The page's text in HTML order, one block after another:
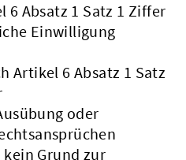
6 Absatz 1 Satz 1 Ziffer
Einwilligung
Artikel 6 Absatz 1 Satz
oder
Grund zur